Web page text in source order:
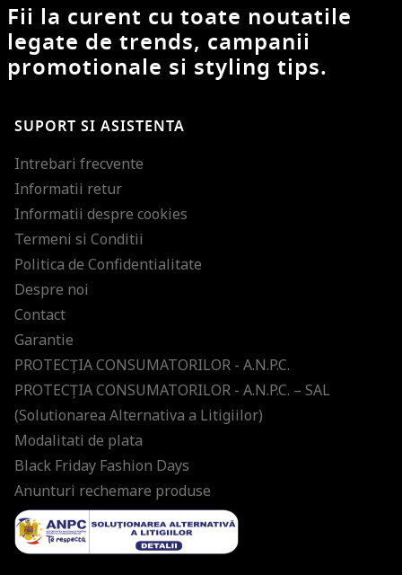
Fii la curent cu toate noutatile
legate de trends, campanii
promotionale si styling tips.
SUPORT SI ASISTENTA
Intrebari frecvente
Informatii retur
Informatii despre cookies
Termeni si Conditii
Politica de Confidentialitate
Despre noi
Contact
Garantie
PROTECŢIA CONSUMATORILOR - A.N.P.C.
PROTECŢIA CONSUMATORILOR - A.N.P.C. – SAL
(Solutionarea Alternativa a Litigiilor)
Modalitati de plata
Black Friday Fashion Days
Anunturi rechemare produse